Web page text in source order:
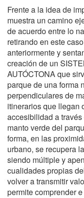
Frente a la idea de
muestra un camino
de acuerdo entre lo
retirando en este
anteriormente y
creación de un
AUTÓCTONA que
parque de una forma
perpendiculares de
itinerarios que llegan
accesibilidad a
manto verde del
forma, en las
urbano, se recupera
siendo múltiple y
cualidades propias
volver a transmitir
permite comprender